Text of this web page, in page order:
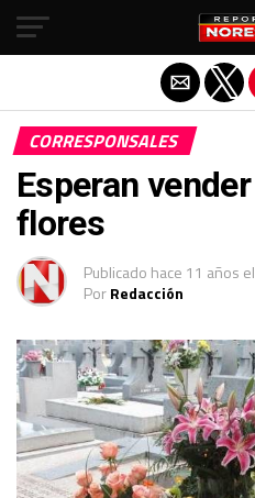
CORRESPONSALES
Esperan
flores
Publicado hace 11 años el
PorRedacción
Salir de la